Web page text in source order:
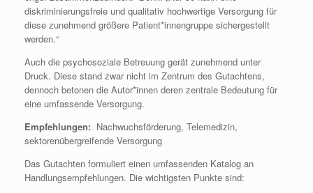
diskriminierungsfreie und qualitativ hochwertige Versorgung für
diese zunehmend größere Patient*innengruppe sichergestellt
werden.“
Auch die psychosoziale Betreuung gerät zunehmend unter
Druck. Diese stand zwar nicht im Zentrum des Gutachtens,
dennoch betonen die Autor*innen deren zentrale Bedeutung für
eine umfassende Versorgung.
Empfehlungen: Nachwuchsförderung, Telemedizin,
sektorenübergreifende Versorgung
Das Gutachten formuliert einen umfassenden Katalog an
Handlungsempfehlungen. Die wichtigsten Punkte sind: